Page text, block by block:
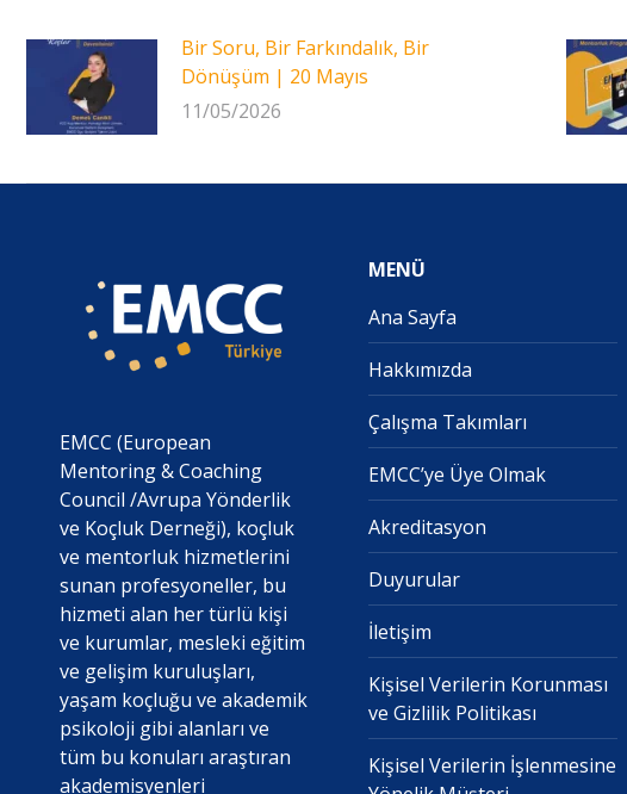
Bir Soru, Bir Farkındalık, Bir
Dönüşüm | 20 Mayıs
11/05/2026
EMCC (European
Mentoring & Coaching
Council /Avrupa Yönderlik
ve Koçluk Derneği), koçluk
ve mentorluk hizmetlerini
sunan profesyoneller, bu
hizmeti alan her türlü kişi
ve kurumlar, mesleki eğitim
ve gelişim kuruluşları,
yaşam koçluğu ve akademik
psikoloji gibi alanları ve
tüm bu konuları araştıran
akademisyenleri
MENÜ
Ana Sayfa
Hakkımızda
Çalışma Takımları
EMCC’ye Üye Olmak
Akreditasyon
Duyurular
İletişim
Kişisel Verilerin Korunması
ve Gizlilik Politikası
Kişisel Verilerin İşlenmesine